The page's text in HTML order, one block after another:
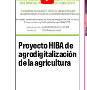
Proyecto HIBA de
agrodigitalización
de la agricultura